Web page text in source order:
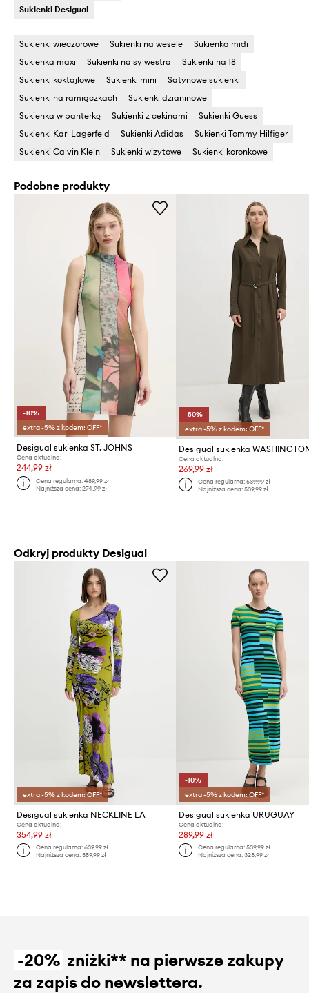
Sukienki Desigual
Sukienki wieczorowe Sukienki na wesele
Sukienka midi
Sukienka maxi
Sukienki na sylwestra
Sukienki na 18
Sukienki koktajlowe
Sukienki mini
Satynowe sukienki
Sukienki na ramiączkach
Sukienki dzianinowe
Sukienka w panterkę
Sukienki z cekinami
Sukienki Guess
Sukienki Karl Lagerfeld
Sukienki Adidas
Sukienki Tommy Hilfiger
Sukienki Calvin Klein
Sukienki wizytowe Sukienki koronkowe
Podobne produkty
-10%
extra -5% z kodem: OFF*
Desigual sukienka ST. JOHNS
Cena aktualna:
244,99 zł
Cena regularna:489,99 zł
Najniższa cena:274,99 zł
-50%
extra -5% z kodem: OFF*
Desigual sukienka
Cena aktualna:
269,99 zł
Cena regularna: 539,99 zł
Najniższa cena: 539,99 zł
Odkryj produkty Desigual
extra -5% z kodem: OFF*
Desigual sukienka NECKLINE LA
Cena aktualna:
354,99 zł
Cena regularna:639,99 zł
Najniższa cena:359,99 zł
-10%
extra -5% z kodem: OFF*
Desigual sukienka URUGUAY
Cena aktualna:
289,99 zł
Cena regularna: 539,99 zł
Najniższa cena: 323,99 zł
-20% zniżki** na pierwsze zakupy
za zapis do newslettera.